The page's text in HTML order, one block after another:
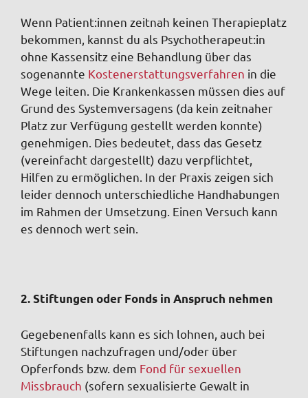
Wenn Patient:innen zeitnah keinen Therapieplatz
bekommen, kannst du als Psychotherapeut:in
ohne Kassensitz eine Behandlung über das
sogenannte Kostenerstattungsverfahren in die
Wege leiten. Die Krankenkassen müssen dies auf
Grund des Systemversagens (da kein zeitnaher
Platz zur Verfügung gestellt werden konnte)
genehmigen. Dies bedeutet, dass das Gesetz
(vereinfacht dargestellt) dazu verpflichtet,
Hilfen zu ermöglichen. In der Praxis zeigen sich
leider dennoch unterschiedliche Handhabungen
im Rahmen der Umsetzung. Einen Versuch kann
es dennoch wert sein.
2. Stiftungen oder Fonds in Anspruch nehmen
Gegebenenfalls kann es sich lohnen, auch bei
Stiftungen nachzufragen und/oder über
Opferfonds bzw. dem Fond für sexuellen
Missbrauch (sofern sexualisierte Gewalt in